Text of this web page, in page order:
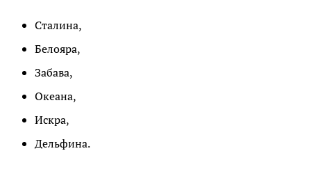
Сталина,
Белояра,
Забава,
Океана,
Искра,
Дельфина.